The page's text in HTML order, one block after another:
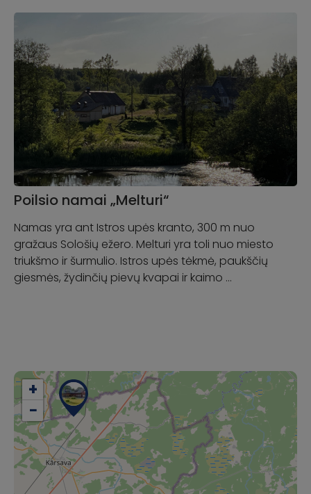
Poilsio namai „Melturi“
Namas yra ant Istros upės kranto, 300 m nuo
gražaus Sološių ežero. Melturi yra toli nuo miesto
triukšmo ir šurmulio. Istros upės tėkmė, paukščių
giesmės, žydinčių pievų kvapai ir kaimo …
+
−